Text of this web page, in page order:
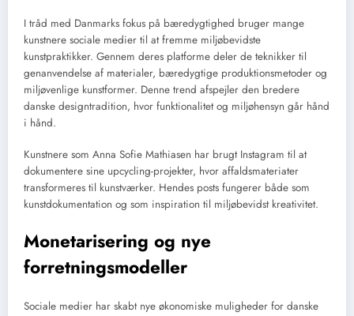
I tråd med Danmarks fokus på bæredygtighed bruger mange
kunstnere sociale medier til at fremme miljøbevidste
kunstpraktikker. Gennem deres platforme deler de teknikker til
genanvendelse af materialer, bæredygtige produktionsmetoder og
miljøvenlige kunstformer. Denne trend afspejler den bredere
danske designtradition, hvor funktionalitet og miljøhensyn går hånd
i hånd.
Kunstnere som Anna Sofie Mathiasen har brugt Instagram til at
dokumentere sine upcycling-projekter, hvor affaldsmateriater
transformeres til kunstværker. Hendes posts fungerer både som
kunstdokumentation og som inspiration til miljøbevidst kreativitet.
Monetarisering og nye
forretningsmodeller
Sociale medier har skabt nye økonomiske muligheder for danske